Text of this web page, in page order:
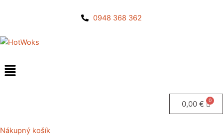
0948 368 362
0,00 €
Nákupný košík